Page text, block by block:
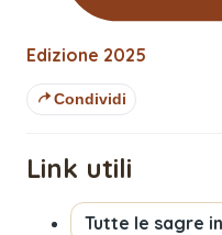
Edizione 2025
Condividi
Link utili
Tutte le sagre in